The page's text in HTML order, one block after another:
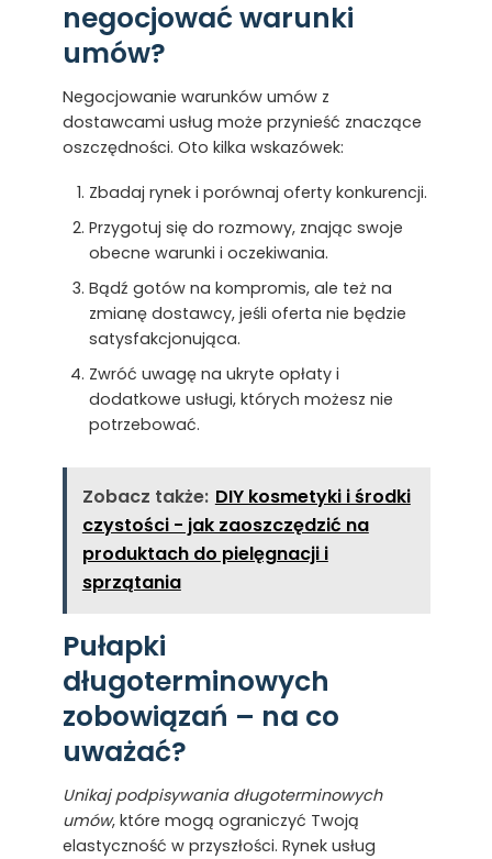
negocjować warunki
umów?
Negocjowanie warunków umów z
dostawcami usług może przynieść znaczące
oszczędności. Oto kilka wskazówek:
Zbadaj rynek i porównaj oferty konkurencji.
Przygotuj się do rozmowy, znając swoje
obecne warunki i oczekiwania.
Bądź gotów na kompromis, ale też na
zmianę dostawcy, jeśli oferta nie będzie
satysfakcjonująca.
Zwróć uwagę na ukryte opłaty i
dodatkowe usługi, których możesz nie
potrzebować.
Zobacz także: DIY kosmetyki i środki
czystości - jak zaoszczędzić na
produktach do pielęgnacji i
sprzątania
Pułapki
długoterminowych
zobowiązań – na co
uważać?
Unikaj podpisywania długoterminowych
umów, które mogą ograniczyć Twoją
elastyczność w przyszłości. Rynek usług